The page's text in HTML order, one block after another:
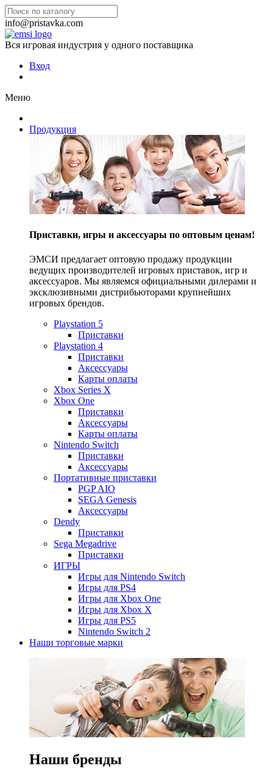
info@pristavka.com
Вся игровая индустрия у одного поставщика
Вход
Меню
Продукция
Приставки, игры и аксессуары по оптовым ценам!
ЭМСИ предлагает оптовую продажу продукции
ведущих производителей игровых приставок, игр и
аксессуаров. Мы являемся официальными дилерами и
эксклюзивными дистрибьюторами крупнейших
игровых брендов.
Playstation 5
Приставки
Playstation 4
Приставки
Аксессуары
Карты оплаты
Xbox Series X
Xbox One
Приставки
Аксессуары
Карты оплаты
Nintendo Switch
Приставки
Аксессуары
Портативные приставки
PGP AIO
SEGA Genesis
Аксессуары
Dendy
Приставки
Sega Megadrive
Приставки
ИГРЫ
Игры для Nintendo Switch
Игры для PS4
Игры для Xbox One
Игры для Xbox X
Игры для PS5
Nintendo Switch 2
Наши торговые марки
Наши бренды